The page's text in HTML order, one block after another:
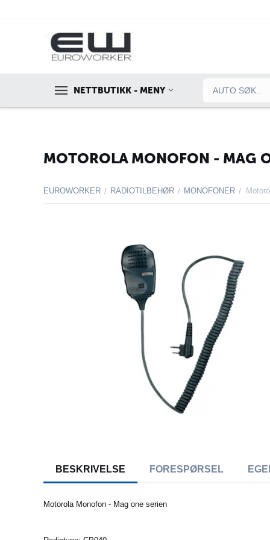
NETTBUTIKK - MENY
MOTOROLA MONOFON - MAG
EUROWORKER / RADIOTILBEHØR / MONOFONER /
BESKRIVELSE FORESPØRSEL
Motorola Monofon - Mag one serien